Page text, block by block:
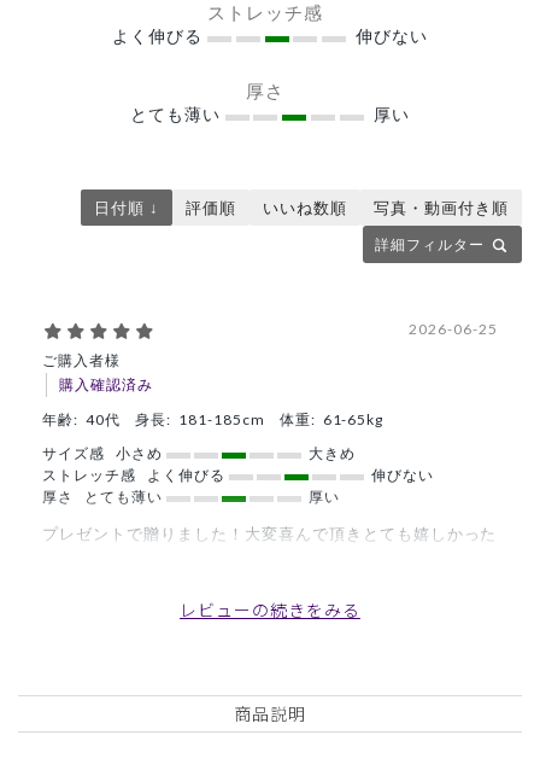
ストレッチ感
よく伸びる 伸びない
厚さ
とても薄い 厚い
詳細フィルター
日付順 ↓ 評価順 いいね数順 写真・動画付き順
ご購入者様
購入確認済み
2026-06-25
年齢: 40代 身長: 181-185cm 体重: 61-65kg
サイズ感
小さめ
大きめ
ストレッチ感
よく伸びる
伸びない
厚さ
とても薄い 厚い
プレゼントで贈りました！大変喜んで頂きとても嬉しかった
B20メンズ白衣:クラシコテーラー/白/L
レビューの続きをみる
商品説明